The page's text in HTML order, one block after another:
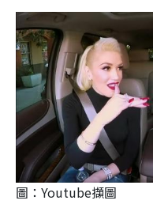
圖：Youtube擷圖